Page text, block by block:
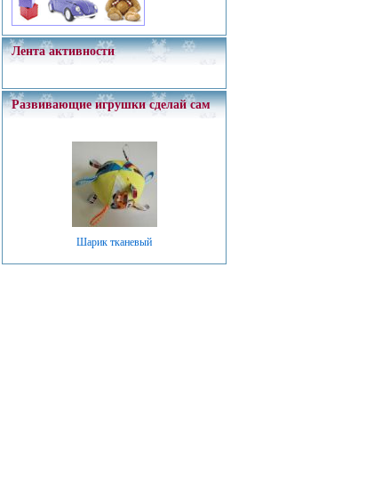
Лента активности
Развивающие игрушки сделай сам
Шарик тканевый